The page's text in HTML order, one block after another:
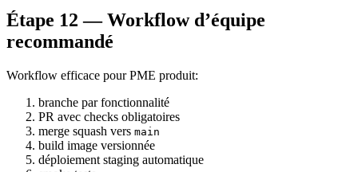
Étape 12 — Workflow d’équipe
recommandé
Workflow efficace pour PME produit:
branche par fonctionnalité
PR avec checks obligatoires
merge squash vers main
build image versionnée
déploiement staging automatique